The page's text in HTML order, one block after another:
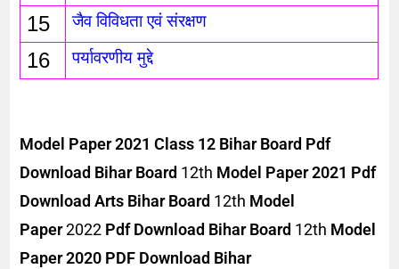
15 जैव विविधता एवं संरक्षण
16 पर्यावरणीय मुद्दे
Model Paper 2021 Class 12 Bihar Board Pdf
Download Bihar Board 12th Model Paper 2021 Pdf
Download Arts Bihar Board 12th Model
Paper2022 Pdf Download Bihar Board 12th Model
Paper 2020 PDF Download Bihar